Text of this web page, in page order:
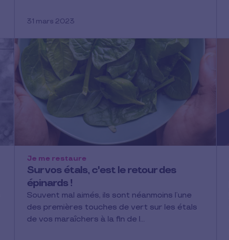
31 mars 2023
Sur vos étals, c'est le retour des
épinards !
Je me restaure
Souvent mal aimés, ils sont néanmoins l’une
des premières touches de vert sur les étals
de vos maraîchers à la fin de l…